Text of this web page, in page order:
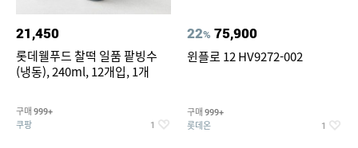
21,450
롯데웰푸드 찰떡 일품 팥빙수
(냉동), 240ml, 12개입, 1개
구매 999+
쿠팡 1
22% 75,900
윈플로 12 HV9272-002
구매 999+
롯데온 1